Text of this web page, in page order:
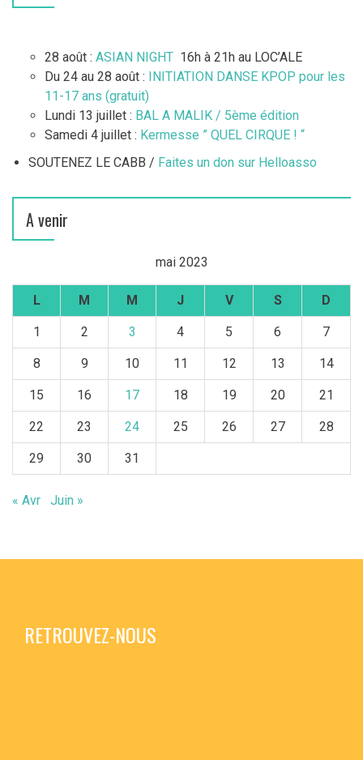
28 août : ASIAN NIGHT 16h à 21h au LOC’ALE
Du 24 au 28 août : INITIATION DANSE KPOP pour les
11-17 ans (gratuit)
Lundi 13 juillet : BAL A MALIK / 5ème édition
Samedi 4 juillet : Kermesse ” QUEL CIRQUE ! “
SOUTENEZ LE CABB / Faites un don sur Helloasso
A venir
mai 2023
L M M J V S D
1 2 3 4 5 6 7
8 9 10 11 12 13 14
15 16 17 18 19 20 21
22 23 24 25 26 27 28
29 30 31
« Avr Juin »
RETROUVEZ-NOUS